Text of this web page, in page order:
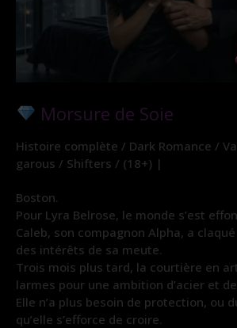
Morsure de Soie
Histoire complète / Dark Romance /
garous / Shifters / (18+) |
Boston.
Pour Lyra Belrose, le monde s’est
Caleb, son compagnon Alpha, a
des intérêts de sa meute.
Trois mois plus tard, la courtière en
larmes pour une ambition d’acier et
Elle n’a plus besoin de protection, ou
qu’elle s’efforce de croire.